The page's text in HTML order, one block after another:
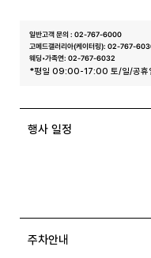
일반고객 문의 : 02-767-6000
고메드갤러리아(케이터링): 02-767-
웨딩•가족연: 02-767-6032
*평일 09:00-17:00 토/일/공휴
행사 일정
주차안내